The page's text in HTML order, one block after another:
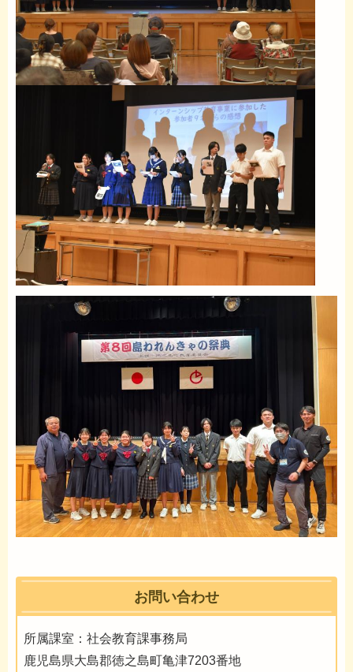
お問い合わせ
所属課室：社会教育課事務局
鹿児島県大島郡徳之島町亀津7203番地